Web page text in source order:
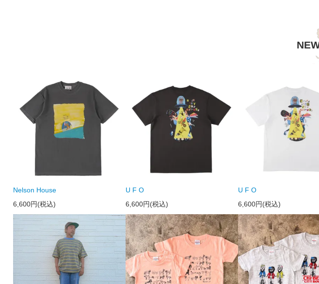
Nelson House
6,600円(税込)
U F O
6,600円(税込)
U F O
6,600円(税込)